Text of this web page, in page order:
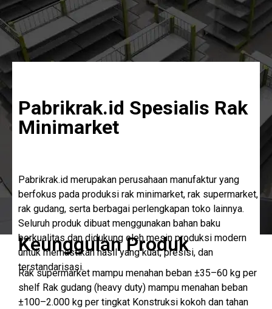
Pabrikrak.id Spesialis Rak
Minimarket
Pabrikrak.id merupakan perusahaan manufaktur yang
berfokus pada produksi rak minimarket, rak supermarket,
rak gudang, serta berbagai perlengkapan toko lainnya.
Seluruh produk dibuat menggunakan bahan baku
berkualitas dan didukung oleh mesin produksi modern
untuk memastikan hasil yang kuat, presisi, dan
terstandarisasi.
Keunggulan Produk
Rak supermarket mampu menahan beban ±35–60 kg per
shelf Rak gudang (heavy duty) mampu menahan beban
±100–2.000 kg per tingkat Konstruksi kokoh dan tahan